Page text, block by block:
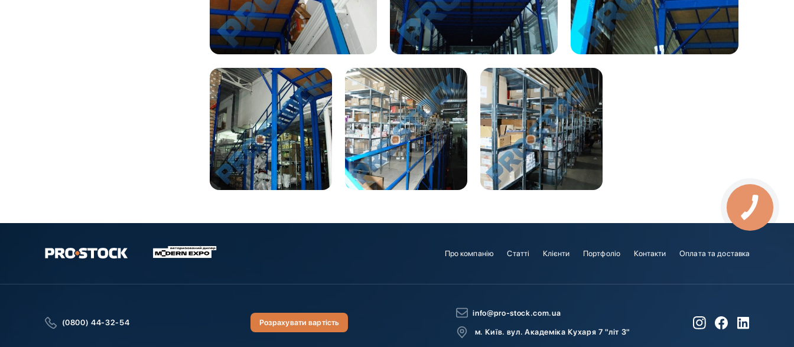
Про компанію Статті Клієнти Портфоліо Контакти Оплата та доставка
(0800) 44-32-54 Розрахувати вартість
info@pro-stock.com.ua
м. Київ. вул. Академіка Кухаря 7 "літ З"